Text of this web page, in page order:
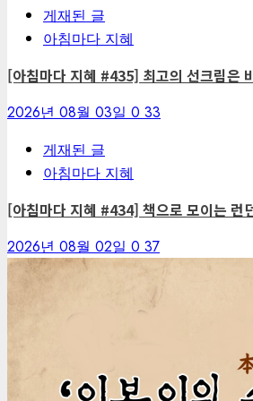
게재된 글
아침마다 지혜
[아침마다 지혜 #435] 최고의 선크림은
2026년 08월 03일 0 33
게재된 글
아침마다 지혜
[아침마다 지혜 #434] 책으로 모이는 런
2026년 08월 02일 0 37